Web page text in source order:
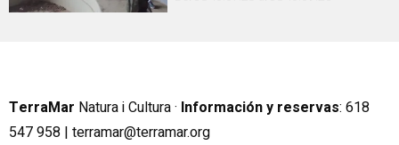
TerraMar Natura i Cultura · Información y reservas: 618
547 958 | terramar@terramar.org